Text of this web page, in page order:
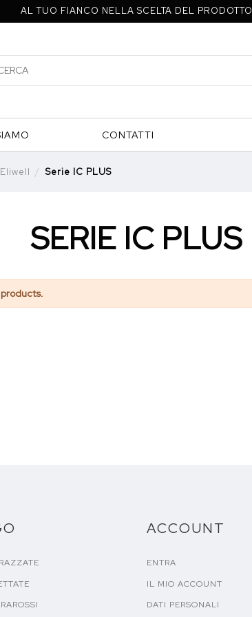
AL TUO FIANCO NELLA SCELTA DEL PRODOTTO
CONTATTI
Eliwell Serie IC PLUS
SERIE IC PLUS
ACCOUNT
ENTRA
IL MIO ACCOUNT
DATI PERSONALI